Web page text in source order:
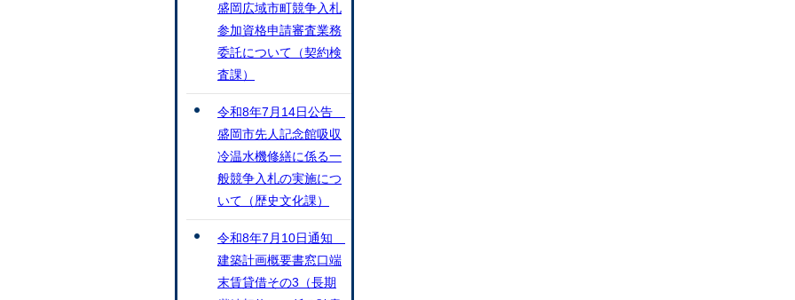
盛岡広域市町競争入札
参加資格申請審査業務
委託について（契約検
査課）
令和8年7月14日公告
盛岡市先人記念館吸収
冷温水機修繕に係る一
般競争入札の実施につ
いて（歴史文化課）
令和8年7月10日通知
建築計画概要書窓口端
末賃貸借その3（長期